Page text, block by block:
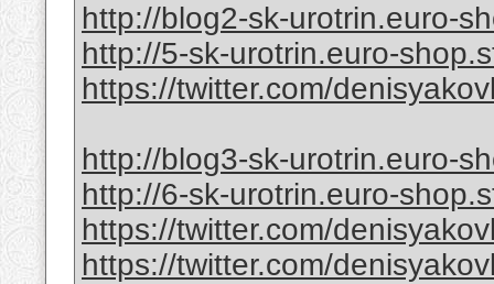
http://blog2-sk-urotrin.euro-
http://5-sk-urotrin.euro-
https://twitter.com/
http://blog3-sk-urotrin.euro-
http://6-sk-urotrin.euro-
https://twitter.com/
https://twitter.com/